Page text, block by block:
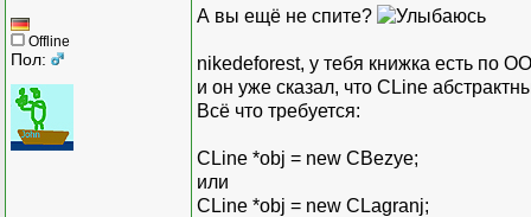
Offline
Пол:
А вы ещё не спите?
nikedeforest, у тебя книжка есть по
и он уже сказал, что CLine
Всё что требуется:
CLine *obj = new CBezye;
или
CLine *obj = new CLagranj;